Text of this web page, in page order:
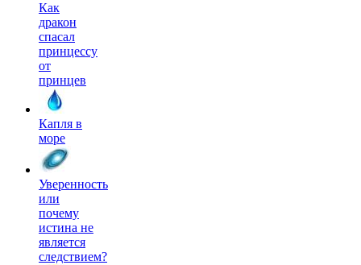
Как
дракон
спасал
принцессу
от
принцев
Капля в
море
Уверенность
или
почему
истина не
является
следствием?